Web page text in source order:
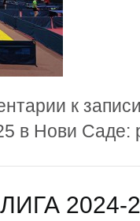
к
в Нови Саде:
2024-